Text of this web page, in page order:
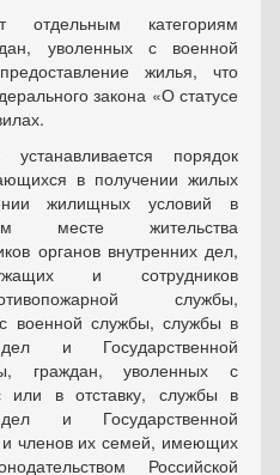
отдельным категориям
уволенных с военной
жилья, что
закона «О статусе
порядок
в получении жилых
жилищных условий в
месте жительства
органов внутренних дел,
и сотрудников
службы,
военной службы, службы в
и Государственной
граждан, уволенных с
или в отставку, службы в
и Государственной
членов их семей, имеющих
Российской